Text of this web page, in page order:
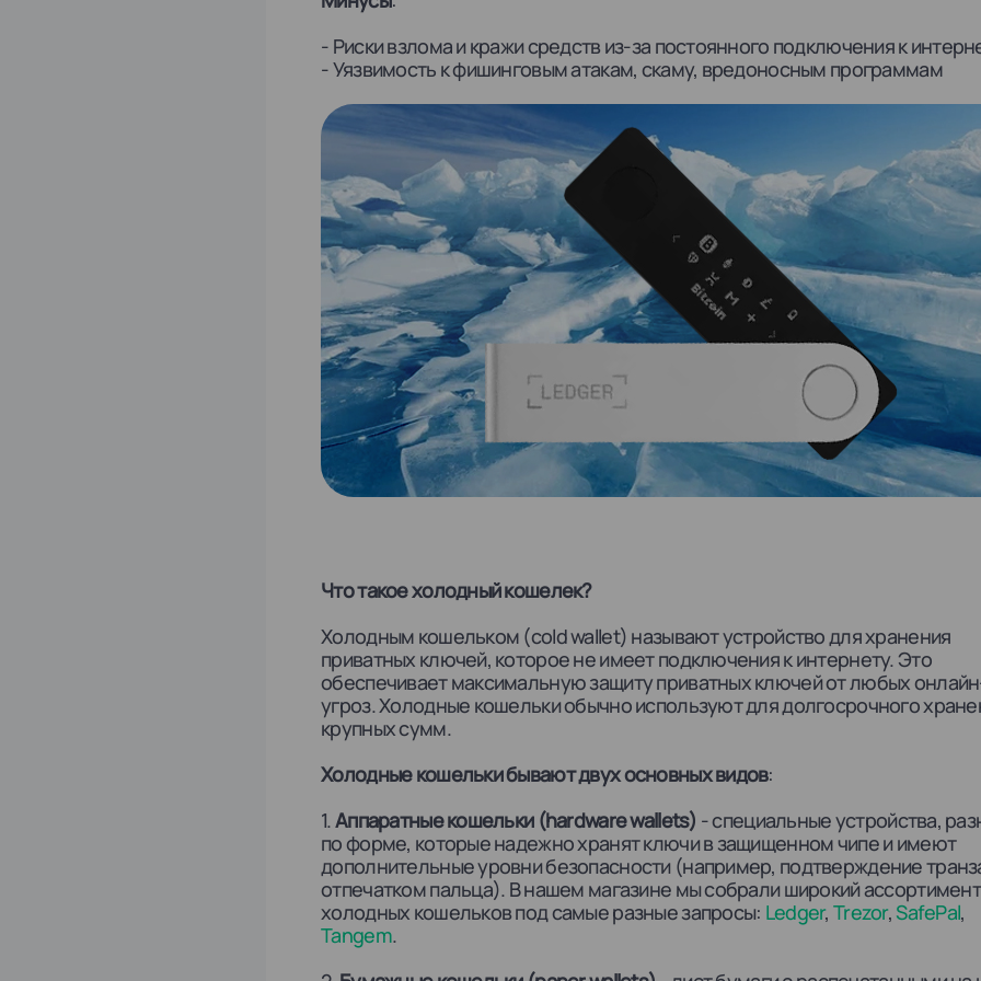
- Риски взлома и кражи средств из-за постоянного подключения к
- Уязвимость к фишинговым атакам, скаму, вредоносным программам
Что такое холодный кошелек?
Холодным кошельком (cold wallet) называют устройство для хранения
приватных ключей, которое не имеет подключения к интернету. Это
обеспечивает максимальную защиту приватных ключей от любых
угроз. Холодные кошельки обычно используют для долгосрочного
крупных сумм.
Холодные кошельки бывают двух основных видов:
1.Аппаратные кошельки (hardware wallets) - специальные устройства,
по форме, которые надежно хранят ключи в защищенном чипе и имеют
дополнительные уровни безопасности (например, подтверждение
отпечатком пальца). В нашем магазине мы собрали широкий ассортимент
холодных кошельков под самые разные запросы: Ledger, Trezor,SafePal,
Tangem.